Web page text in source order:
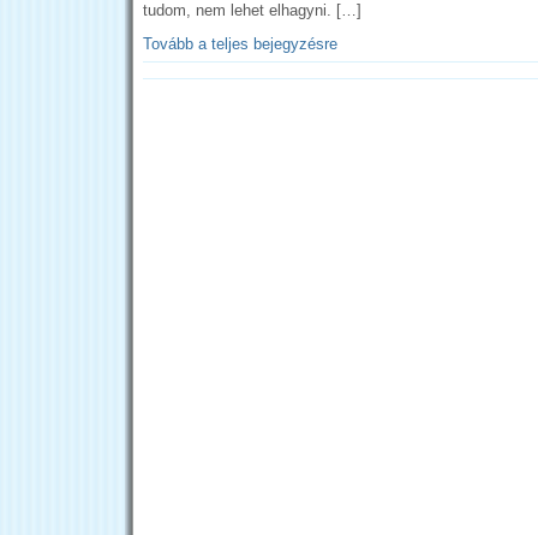
tudom, nem lehet elhagyni. […]
Tovább a teljes bejegyzésre